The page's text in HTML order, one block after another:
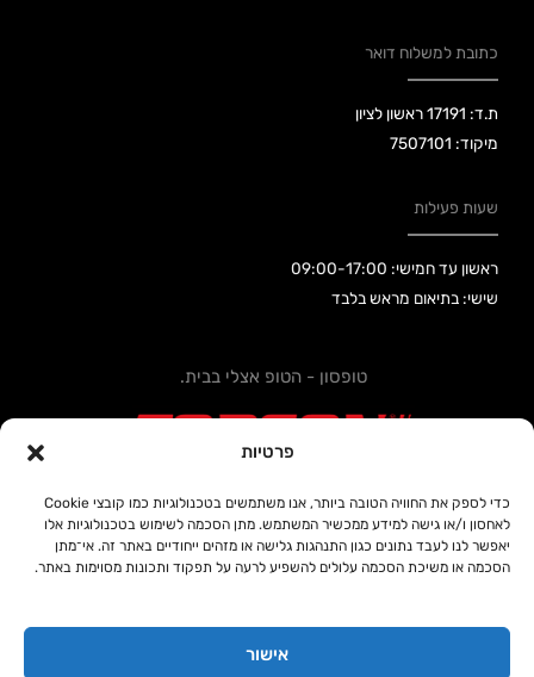
פרטיות
כדי לספק את החוויה הטובה ביותר, אנו משתמשים בטכנולוגיות כמו קובצי Cookie
לאחסון ו/או גישה למידע ממכשיר המשתמש. מתן הסכמה לשימוש בטכנולוגיות אלו
יאפשר לנו לעבד נתונים כגון התנהגות גלישה או מזהים ייחודיים באתר זה. אי־מתן
הסכמה או משיכת הסכמה עלולים להשפיע לרעה על תפקוד ותכונות מסוימות באתר.
אישור
כתובת למשלוח דואר
ת.ד: 17191 ראשון לציון
מיקוד: 7507101
שעות פעילות
ראשון עד חמישי: 09:00-17:00
שישי: בתיאום מראש בלבד
טופסון - הטופ אצלי בבית.
קידום אתרים SEOUP